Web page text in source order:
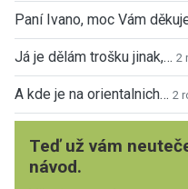
Paní Ivano, moc Vám
Já je dělám trošku jinak,… 2
A kde je na orientalnich… 2
Teď už vám
návod.